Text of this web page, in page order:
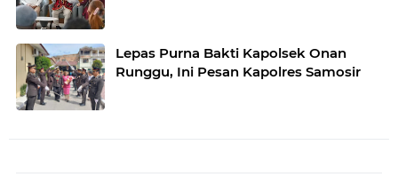
Lepas Purna Bakti Kapolsek Onan
Runggu, Ini Pesan Kapolres Samosir